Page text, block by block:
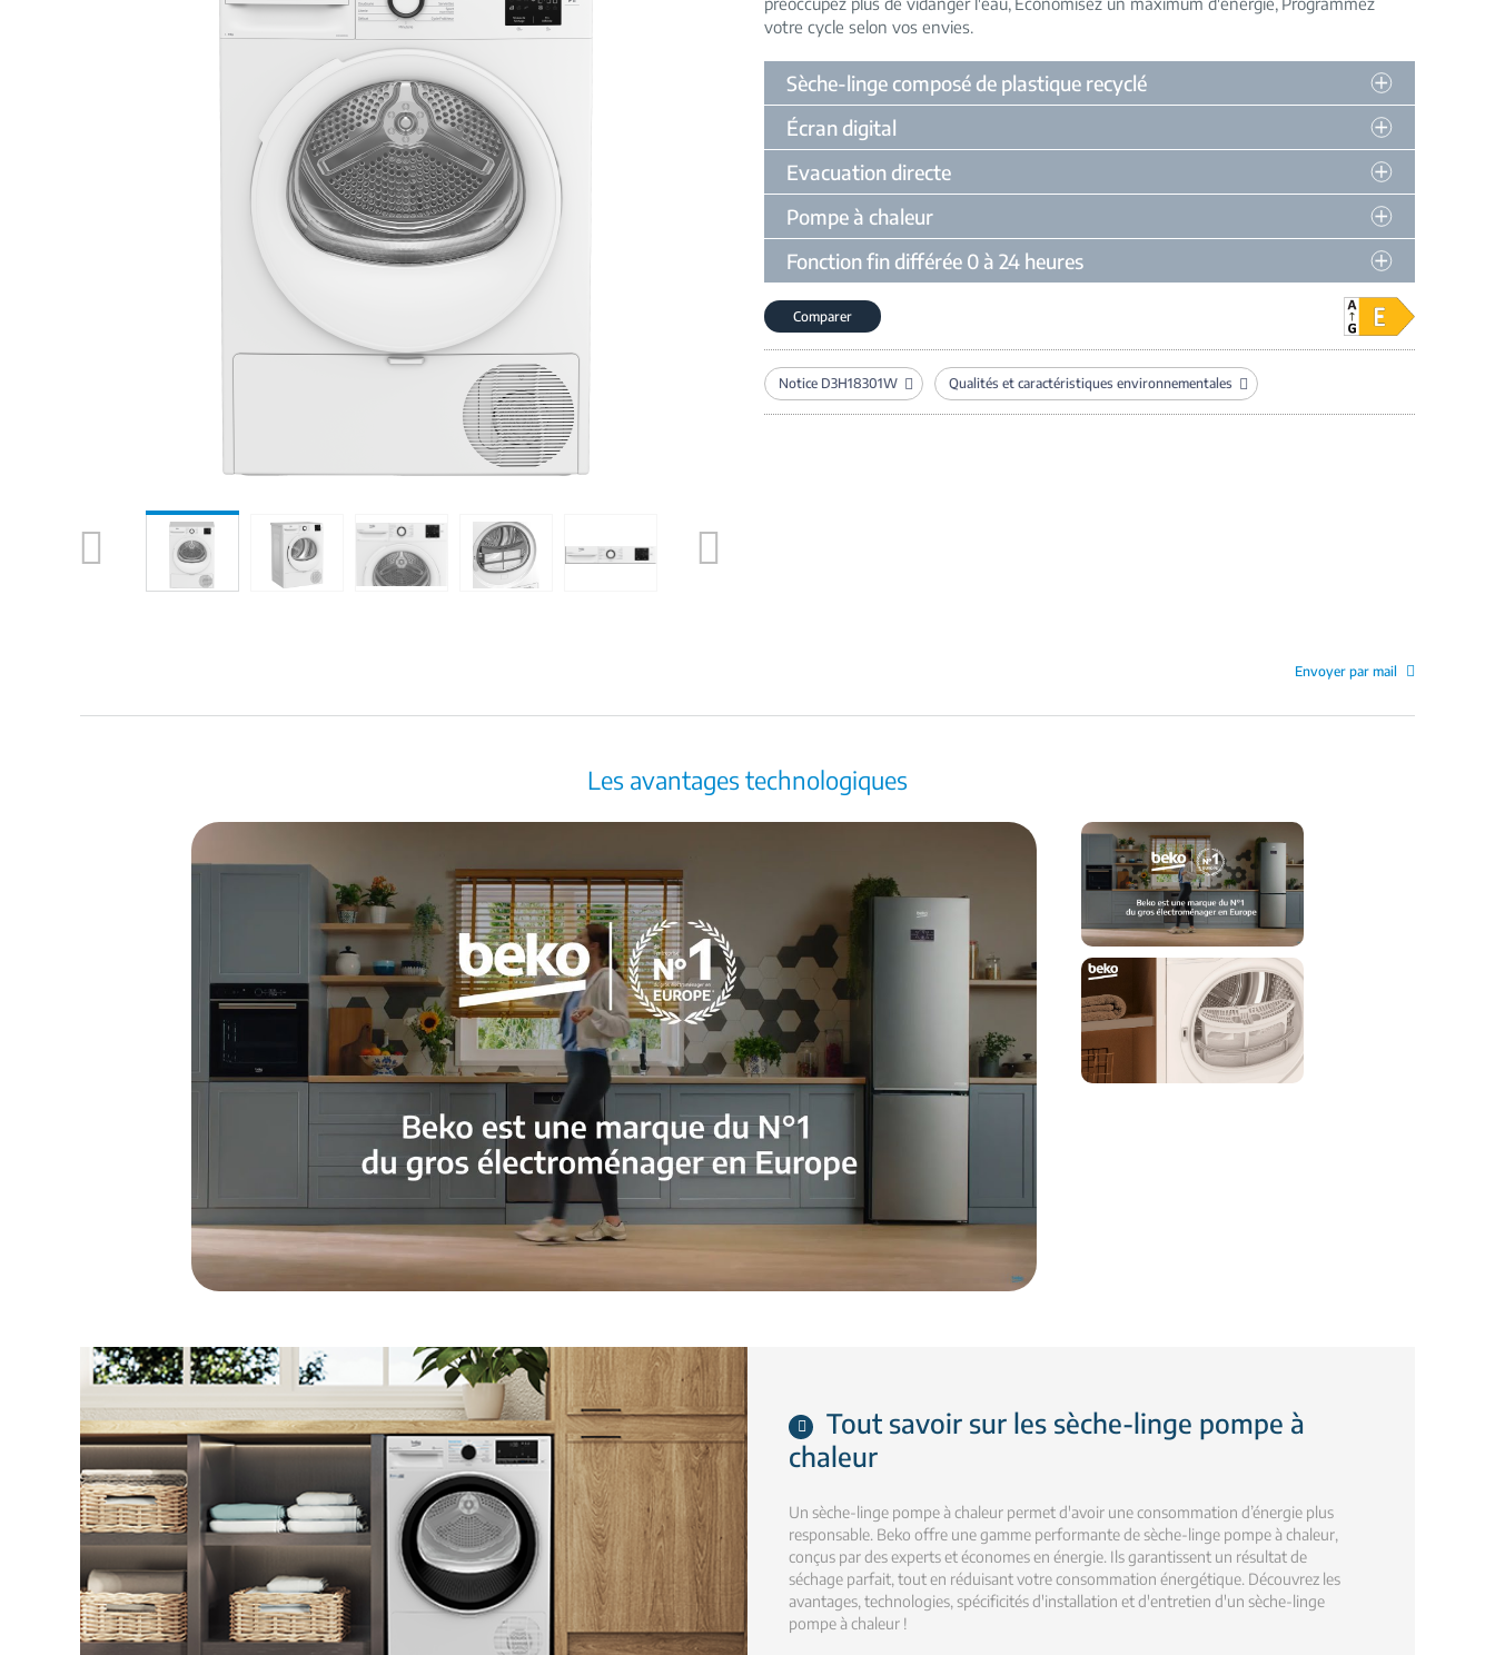
votre cycle selon vos envies
Sèche-linge composé de plastique recyclé
Écran digital
Evacuation directe
Pompe à chaleur
Fonction fin différée 0 à 24 heures
Comparer
Notice D3H18301W Qualités et caractéristiques environnementales
Envoyer par mail
Les avantages technologiques
Tout savoir sur les sèche-linge pompe à
chaleur
Un sèche-linge pompe à chaleur permet d'avoir une consommation d’énergie plus
responsable. Beko offre une gamme performante de sèche-linge pompe à chaleur,
conçus par des experts et économes en énergie. Ils garantissent un résultat de
séchage parfait, tout en réduisant votre consommation énergétique. Découvrez les
avantages, technologies, spécificités d'installation et d'entretien d'un sèche-linge
pompe à chaleur !